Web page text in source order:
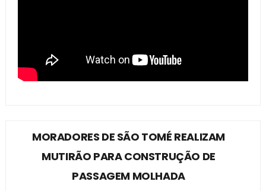
MORADORES DE SÃO TOMÉ REALIZAM
MUTIRÃO PARA CONSTRUÇÃO DE
PASSAGEM MOLHADA